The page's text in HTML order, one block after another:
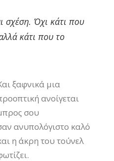
σχέση. Όχι κάτι που
κάτι που το
ξαφνικά μια
ανοίγεται
σου
ανυπολόγιστο καλό
η άκρη του τούνελ